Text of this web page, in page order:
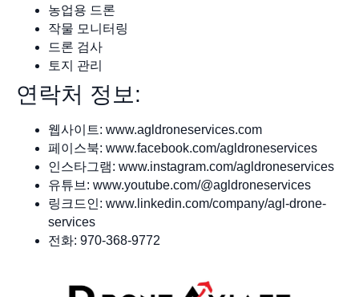
농업용 드론
작물 모니터링
드론 검사
토지 관리
연락처 정보:
웹사이트: www.agldroneservices.com
페이스북: www.facebook.com/agldroneservices
인스타그램: www.instagram.com/agldroneservices
유튜브: www.youtube.com/@agldroneservices
링크드인: www.linkedin.com/company/agl-drone-
services
전화: 970-368-9772